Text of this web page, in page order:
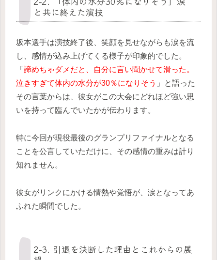
と共に終えた演技
坂本選手は演技終了後、笑顔を見せながらも涙を流
し、感情が込み上げてくる様子が印象的でした。
「 諦めちゃダメだと、自分に言い聞かせて滑った。
泣きすぎて体内の水分が30％になりそう 」と語った
その言葉からは、彼女がこの大会にどれほど強い思
いを持って臨んでいたかが伝わります。
特に今回が現役最後のグランプリファイナルとなる
ことを公言していただけに、その感情の重みは計り
知れません。
彼女がリンクにかける情熱や覚悟が、涙となってあ
ふれた瞬間でした。
2-3. 引退を決断した理由とこれからの展